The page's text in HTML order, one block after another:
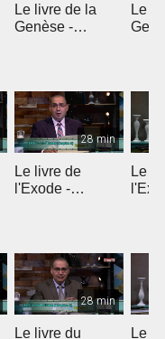
Le livre de la
Genèse -
Le
28 min
Le livre de
l'Exode -
Le
28 min
Le livre du
Le